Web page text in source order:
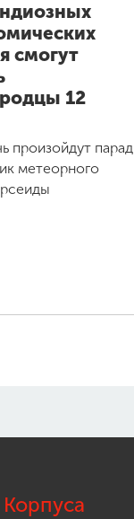
смогут
12
произойдут парад
метеорного
Корпуса